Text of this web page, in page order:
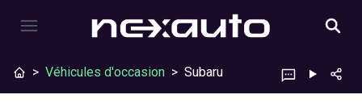
> Véhicules d'occasion > Subaru